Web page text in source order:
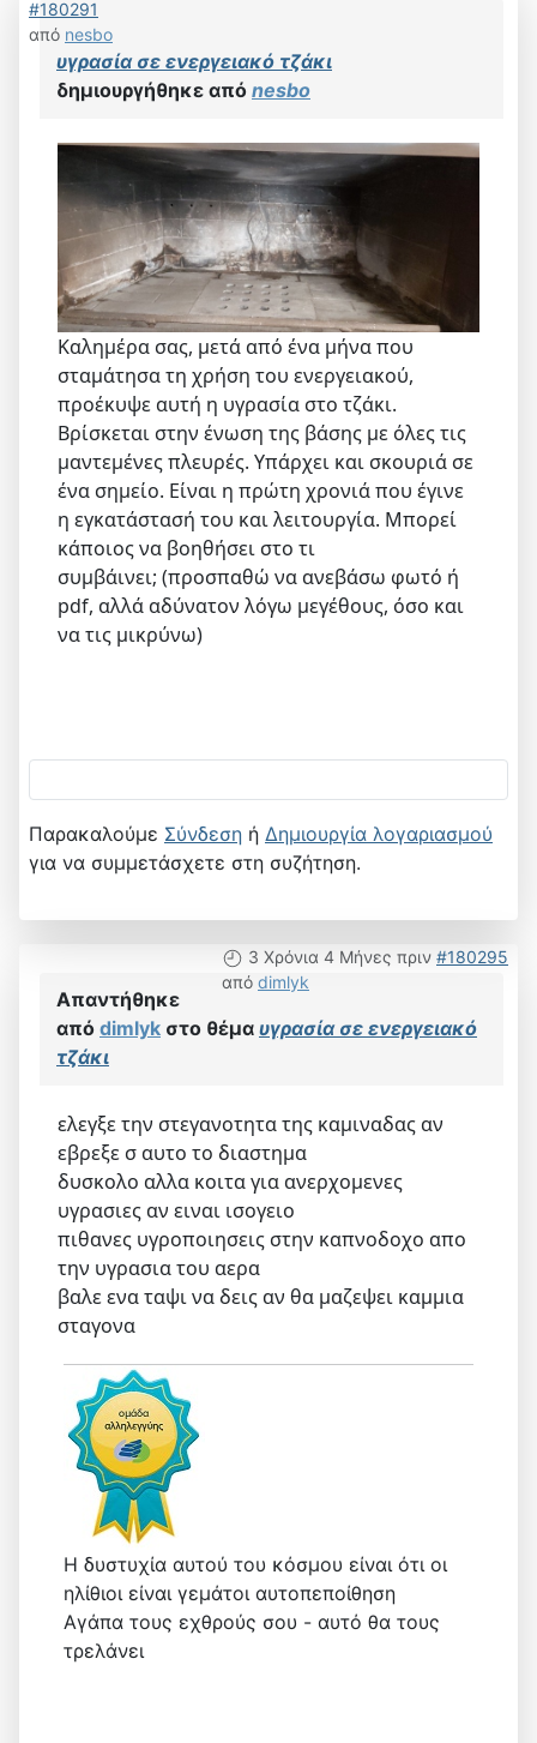
#180291
από nesbo
υγρασία σε ενεργειακό τζάκι
δημιουργήθηκε από nesbo
Καλημέρα σας, μετά από ένα μήνα που
σταμάτησα τη χρήση του ενεργειακού,
προέκυψε αυτή η υγρασία στο τζάκι.
Βρίσκεται στην ένωση της βάσης με όλες τις
μαντεμένες πλευρές. Υπάρχει και σκουριά σε
ένα σημείο. Είναι η πρώτη χρονιά που έγινε
η εγκατάστασή του και λειτουργία. Μπορεί
κάποιος να βοηθήσει στο τι
συμβάινει; (προσπαθώ να ανεβάσω φωτό ή
pdf, αλλά αδύνατον λόγω μεγέθους, όσο και
να τις μικρύνω)
Παρακαλούμε Σύνδεση ή Δημιουργία λογαριασμού
για να συμμετάσχετε στη συζήτηση.
3 Χρόνια 4 Μήνες πριν #180295
από dimlyk
Απαντήθηκε
από dimlyk στο θέμα υγρασία σε ενεργειακό
τζάκι
ελεγξε την στεγανοτητα της καμιναδας αν
εβρεξε σ αυτο το διαστημα
δυσκολο αλλα κοιτα για ανερχομενες
υγρασιες αν ειναι ισογειο
πιθανες υγροποιησεις στην καπνοδοχο απο
την υγρασια του αερα
βαλε ενα ταψι να δεις αν θα μαζεψει καμμια
σταγονα
Η δυστυχία αυτού του κόσμου είναι ότι οι
ηλίθιοι είναι γεμάτοι αυτοπεποίθηση
Αγάπα τους εχθρούς σου - αυτό θα τους
τρελάνει